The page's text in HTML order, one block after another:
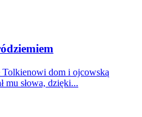
Tolkienowi dom i ojcowską
mu słowa, dzięki...